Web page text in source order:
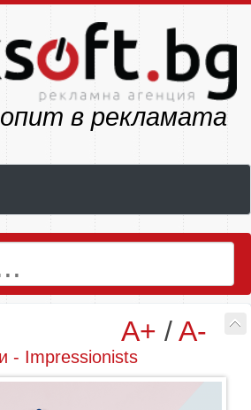
в рекламата
A+ /A-
- Impressionists